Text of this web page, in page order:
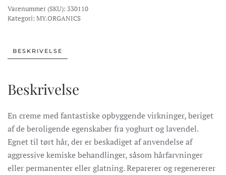
Conditioner
250ml
Varenummer (SKU): 330110
Kategori: MY.ORGANICS
BESKRIVELSE
Beskrivelse
En creme med fantastiske opbyggende virkninger, beriget
af de beroligende egenskaber fra yoghurt og lavendel.
Egnet til tørt hår, der er beskadiget af anvendelse af
aggressive kemiske behandlinger, såsom hårfarvninger
eller permanenter eller glatning. Reparerer og regenererer